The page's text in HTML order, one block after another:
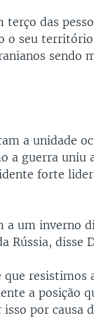
das
o seu
sendo
a unidade
a guerra uniu
forte
a um inverno
Rússia, disse
resistimos
a posição
por causa